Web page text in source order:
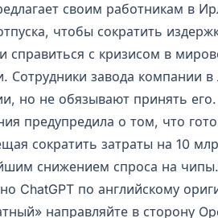
своим работникам в
чтобы сократить
справиться с кризисом в
Сотрудники завода компании в
но не обязывают принять его.
предупредила о том, что
сократить затраты на 10
снижением спроса на чипы.
ChatGPT по английскому
направляйте в сторону